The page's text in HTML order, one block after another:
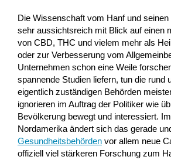
Die Wissenschaft vom Hanf und
sehr aussichtsreich mit Blick auf einen
von CBD, THC und vielem mehr als
oder zur Verbesserung vom
Unternehmen schon eine Weile
spannende Studien liefern, tun die rund
eigentlich zuständigen Behörden
ignorieren im Auftrag der Politiker wie
Bevölkerung bewegt und interessiert.
Nordamerika ändert sich das gerade
Gesundheitsbehördenvor allem neue
offiziell viel stärkeren Forschung zum